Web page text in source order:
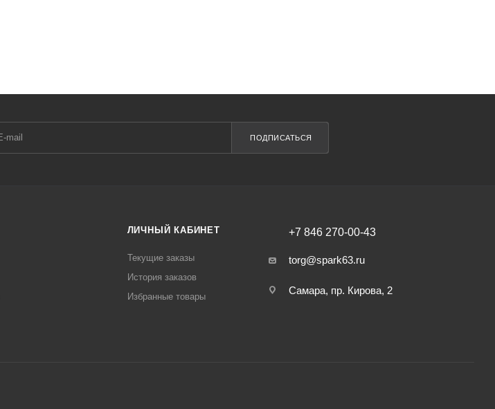
ПОДПИСАТЬСЯ
ЛИЧНЫЙ КАБИНЕТ
Текущие заказы
История заказов
Избранные товары
+7 846 270-00-43
torg@spark63.ru
Самара, пр. Кирова, 2